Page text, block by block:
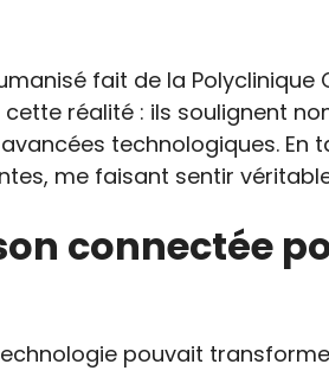
fait de la Polyclinique
réalité : ils soulignent
technologiques.
me faisant sentir
connectée
pouvait